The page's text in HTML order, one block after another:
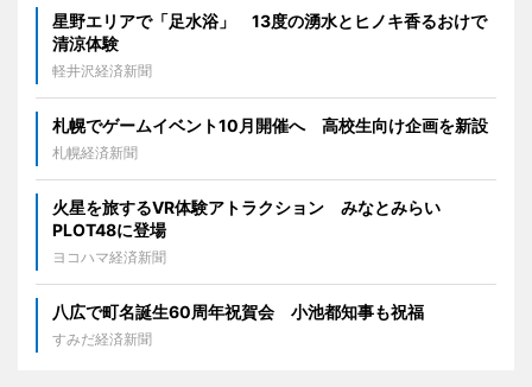
星野エリアで「足水浴」 13度の湧水とヒノキ香るおけで
清涼体験
軽井沢経済新聞
札幌でゲームイベント10月開催へ 高校生向け企画を新設
札幌経済新聞
火星を旅するVR体験アトラクション みなとみらい
PLOT48に登場
ヨコハマ経済新聞
八広で町名誕生60周年祝賀会 小池都知事も祝福
すみだ経済新聞